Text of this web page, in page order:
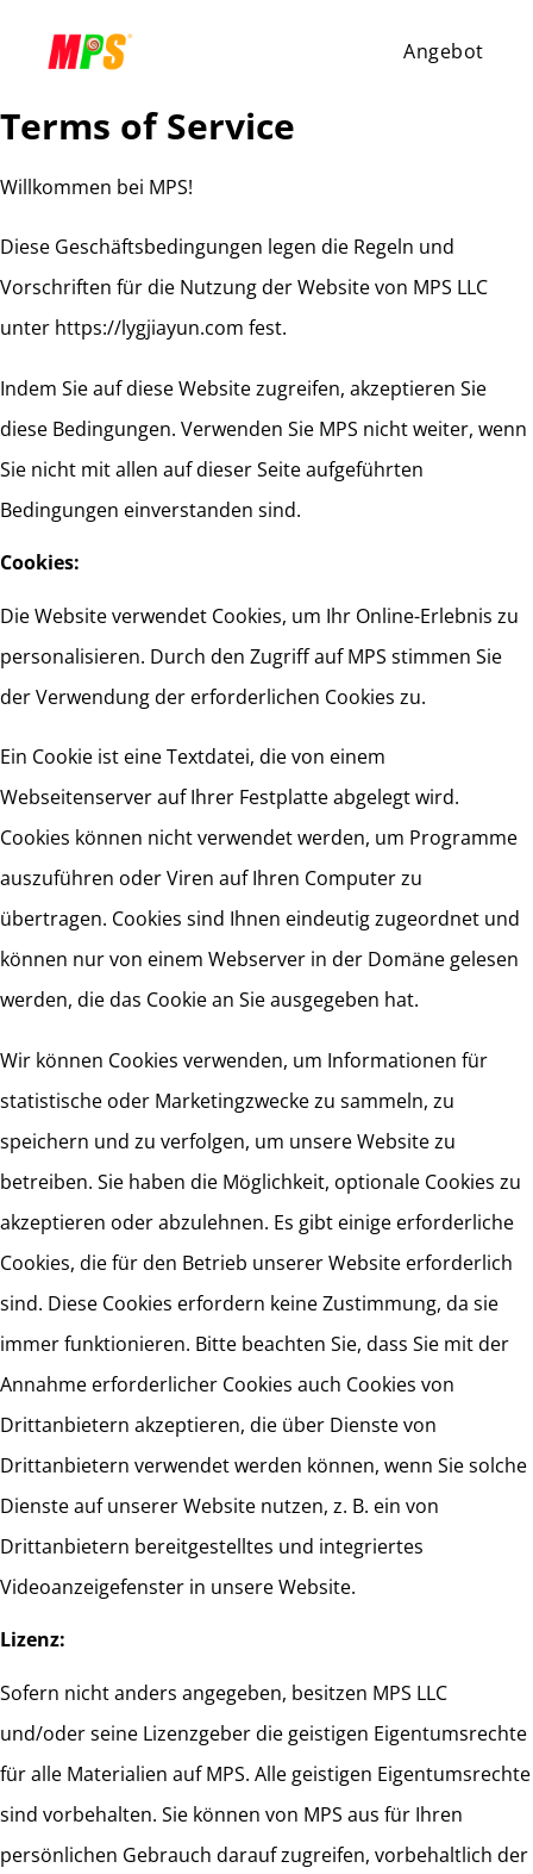
Angebot
Terms of Service
Willkommen bei MPS!
Diese Geschäftsbedingungen legen die Regeln und
Vorschriften für die Nutzung der Website von MPS LLC
unter https://lygjiayun.com fest.
Indem Sie auf diese Website zugreifen, akzeptieren Sie
diese Bedingungen. Verwenden Sie MPS nicht weiter, wenn
Sie nicht mit allen auf dieser Seite aufgeführten
Bedingungen einverstanden sind.
Cookies:
Die Website verwendet Cookies, um Ihr Online-Erlebnis zu
personalisieren. Durch den Zugriff auf MPS stimmen Sie
der Verwendung der erforderlichen Cookies zu.
Ein Cookie ist eine Textdatei, die von einem
Webseitenserver auf Ihrer Festplatte abgelegt wird.
Cookies können nicht verwendet werden, um Programme
auszuführen oder Viren auf Ihren Computer zu
übertragen. Cookies sind Ihnen eindeutig zugeordnet und
können nur von einem Webserver in der Domäne gelesen
werden, die das Cookie an Sie ausgegeben hat.
Wir können Cookies verwenden, um Informationen für
statistische oder Marketingzwecke zu sammeln, zu
speichern und zu verfolgen, um unsere Website zu
betreiben. Sie haben die Möglichkeit, optionale Cookies zu
akzeptieren oder abzulehnen. Es gibt einige erforderliche
Cookies, die für den Betrieb unserer Website erforderlich
sind. Diese Cookies erfordern keine Zustimmung, da sie
immer funktionieren. Bitte beachten Sie, dass Sie mit der
Annahme erforderlicher Cookies auch Cookies von
Drittanbietern akzeptieren, die über Dienste von
Drittanbietern verwendet werden können, wenn Sie solche
Dienste auf unserer Website nutzen, z. B. ein von
Drittanbietern bereitgestelltes und integriertes
Videoanzeigefenster in unsere Website.
Lizenz:
Sofern nicht anders angegeben, besitzen MPS LLC
und/oder seine Lizenzgeber die geistigen Eigentumsrechte
für alle Materialien auf MPS. Alle geistigen Eigentumsrechte
sind vorbehalten. Sie können von MPS aus für Ihren
persönlichen Gebrauch darauf zugreifen, vorbehaltlich der